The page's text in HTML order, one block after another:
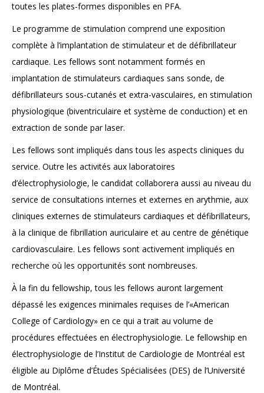
toutes les plates-formes disponibles en PFA.
Le programme de stimulation comprend une exposition
complète à l’implantation de stimulateur et de défibrillateur
cardiaque. Les fellows sont notamment formés en
implantation de stimulateurs cardiaques sans sonde, de
défibrillateurs sous-cutanés et extra-vasculaires, en stimulation
physiologique (biventriculaire et système de conduction) et en
extraction de sonde par laser.
Les fellows sont impliqués dans tous les aspects cliniques du
service. Outre les activités aux laboratoires
d’électrophysiologie, le candidat collaborera aussi au niveau du
service de consultations internes et externes en arythmie, aux
cliniques externes de stimulateurs cardiaques et défibrillateurs,
à la clinique de fibrillation auriculaire et au centre de génétique
cardiovasculaire. Les fellows sont activement impliqués en
recherche où les opportunités sont nombreuses.
À la fin du fellowship, tous les fellows auront largement
dépassé les exigences minimales requises de l’«American
College of Cardiology» en ce qui a trait au volume de
procédures effectuées en électrophysiologie. Le fellowship en
électrophysiologie de l’Institut de Cardiologie de Montréal est
éligible au Diplôme d’Études Spécialisées (DES) de l’Université
de Montréal.